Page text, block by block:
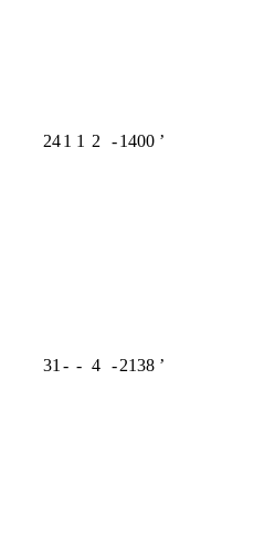
241 1 2 -1400 ʼ
31 - - 4 -2138 ʼ